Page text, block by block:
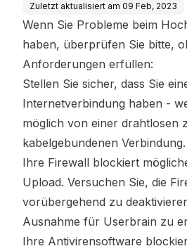
Zuletzt aktualisiert am 09 Feb, 2023
Wenn Sie Probleme beim
haben, überprüfen Sie bitte,
Anforderungen erfüllen:
Stellen Sie sicher, dass Sie
Internetverbindung haben -
möglich von einer drahtlosen
kabelgebundenen Verbindung.
Ihre Firewall blockiert
Upload. Versuchen Sie, die
vorübergehend zu
Ausnahme für Userbrain zu
Ihre Antivirensoftware